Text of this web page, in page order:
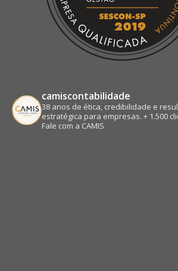
camiscontabilidade
38 anos de ética, credibilidade e
estratégica para empresas. + 1.500
Fale com a CAMIS